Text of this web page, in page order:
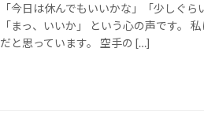
「今日は休んでもいいかな」「少しぐら
「まっ、いいか」 という心の声です。
だと思っています。 空手の […]